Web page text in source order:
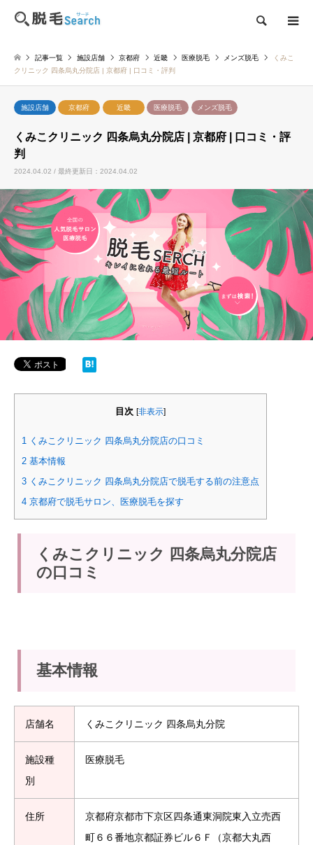
検索
記事一覧 施設店舗 京都府 近畿 医療脱毛 メンズ脱毛
くみこ
クリニック 四条烏丸分院店 | 京都府 | 口コミ・評判
施設店舗 京都府 近畿 医療脱毛 メンズ脱毛
くみこクリニック 四条烏丸分院店 | 京都府 | 口コミ・評
判
2024.04.02 / 最終更新日：2024.04.02
目次 [非表示]
1 くみこクリニック 四条烏丸分院店の口コミ
2 基本情報
3 くみこクリニック 四条烏丸分院店で脱毛する前の注意点
4 京都府で脱毛サロン、医療脱毛を探す
くみこクリニック 四条烏丸分院店
の口コミ
基本情報
店舗名 くみこクリニック 四条烏丸分院
施設種
別
医療脱毛
住所
京都府京都市下京区四条通東洞院東入立売西
町６６番地京都証券ビル６Ｆ（京都大丸西